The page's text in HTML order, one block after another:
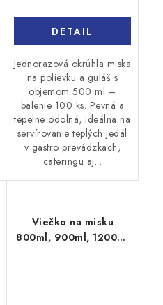
DETAIL
Jednorazová okrúhla miska
na polievku a guláš s
objemom 500 ml –
balenie 100 ks. Pevná a
tepelne odolná, ideálna na
servírovanie teplých jedál
v gastro prevádzkach,
cateringu aj...
Viečko na misku
800ml, 900ml, 1200ml